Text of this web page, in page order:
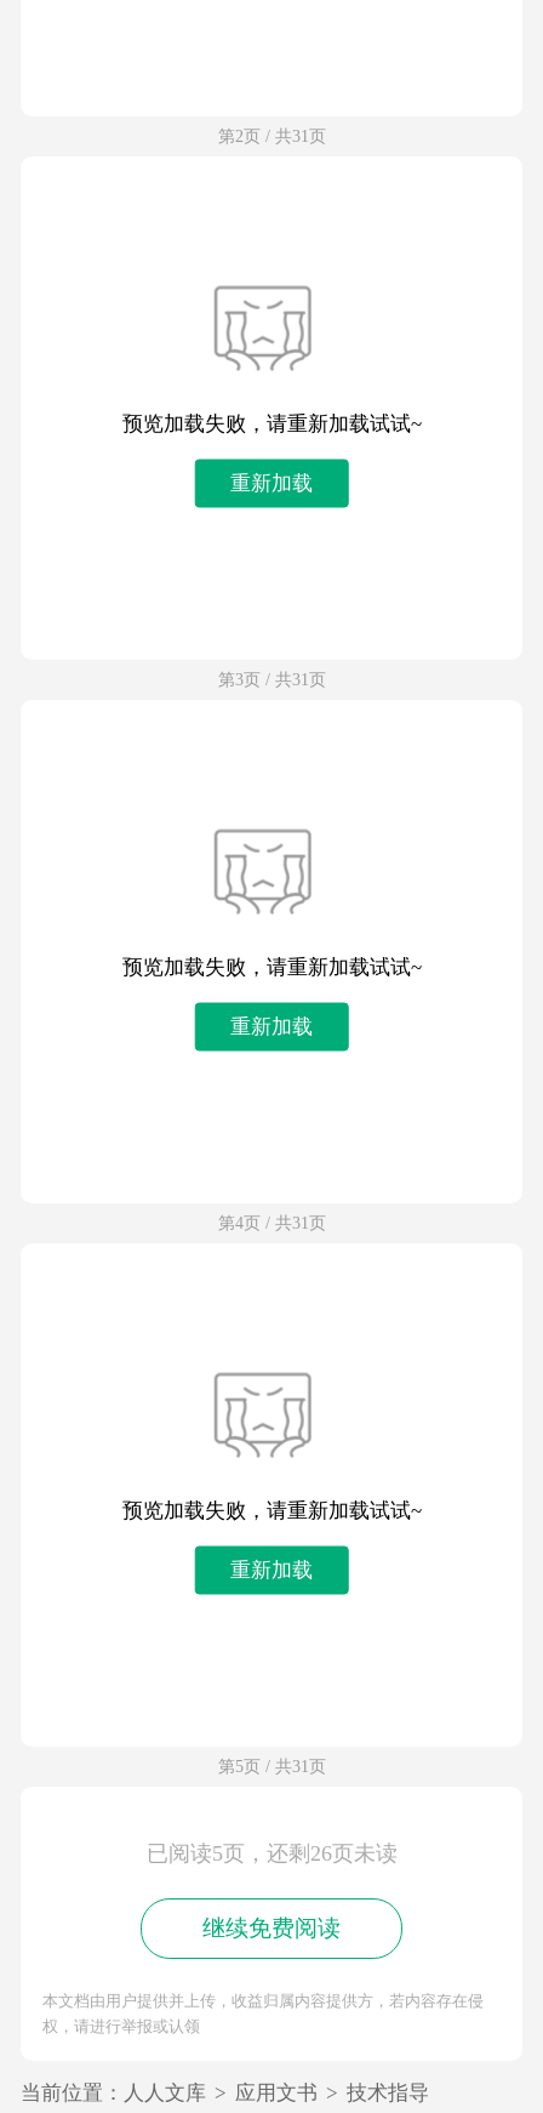
第2页 / 共31页
预览加载失败，请重新加载试试~
重新加载
第3页 / 共31页
预览加载失败，请重新加载试试~
重新加载
第4页 / 共31页
预览加载失败，请重新加载试试~
重新加载
第5页 / 共31页
已阅读5页，还剩26页未读
继续免费阅读
本文档由用户提供并上传，收益归属内容提供方，若内容存在侵
权，请进行举报或认领
当前位置： 人人文库 > 应用文书 > 技术指导